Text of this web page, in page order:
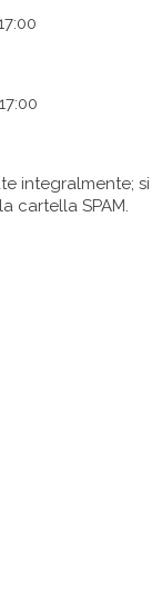
integralmente; si
cartella SPAM.